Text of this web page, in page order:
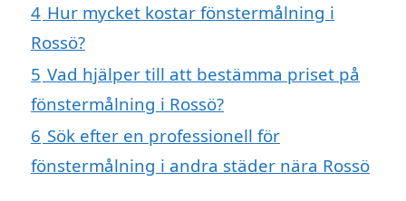
4 Hur mycket kostar fönstermålning i
Rossö?
5 Vad hjälper till att bestämma priset på
fönstermålning i Rossö?
6 Sök efter en professionell för
fönstermålning i andra städer nära Rossö